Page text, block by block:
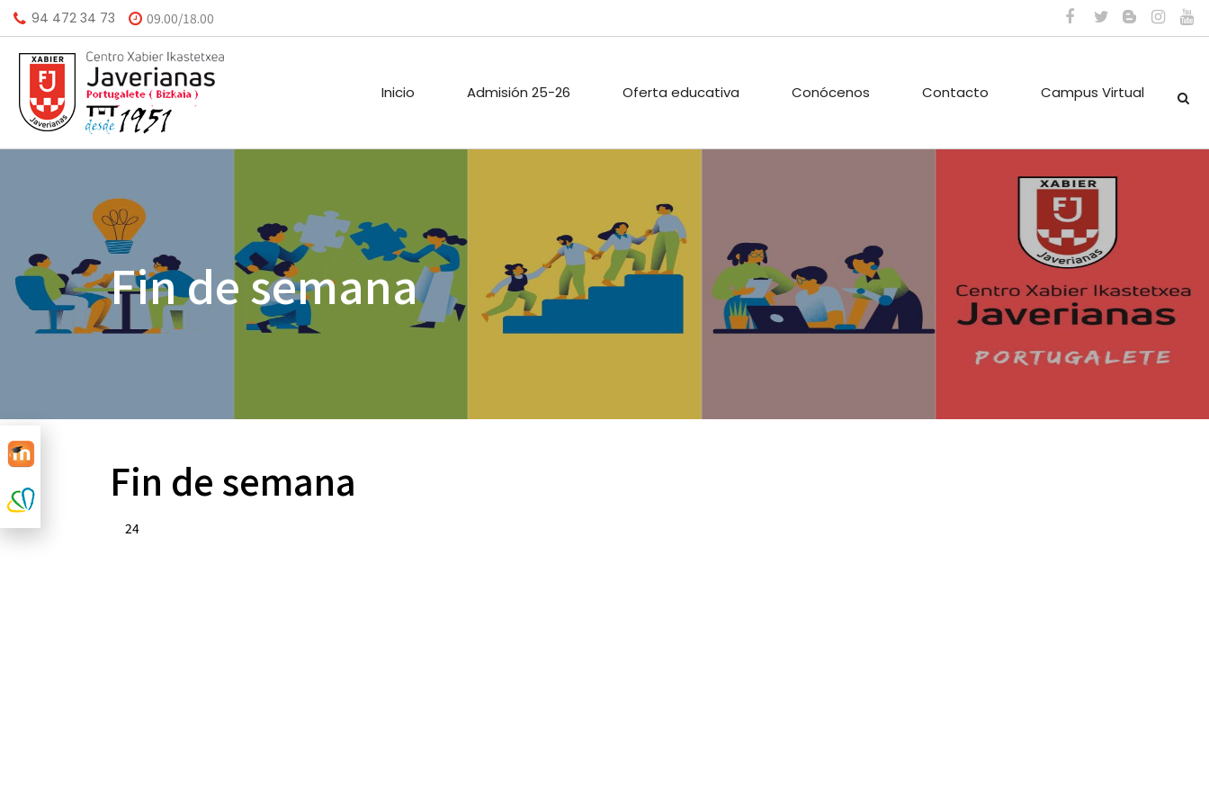
94 472 34 73 09.00/18.00
Inicio Admisión 25-26 Oferta educativa Conócenos
VISIÓN
CALENDARIO ESCOLAR
BIBLIOTECA
HORARIO PÚBLICO
INSTALACIONES
PROYECTOS DE
INNOVACIÓN
PROYECTO DIGITAL DE
CENTRO
CALIDAD
ACTIVIDADES
EXTRAESCOLARES
Contacto Campus Virtual
Fin de semana
Fin de semana
24